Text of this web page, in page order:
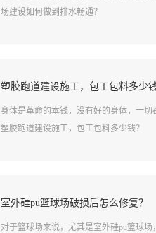
场建设如何做到排水畅通？
塑胶跑道建设施工，包工包料多少钱
身体是革命的本钱，没有好的身体，一
塑胶跑道建设施工，包工包料多少钱？
室外硅pu篮球场破损后怎么修复？
对于篮球场来说，尤其是室外硅pu篮球